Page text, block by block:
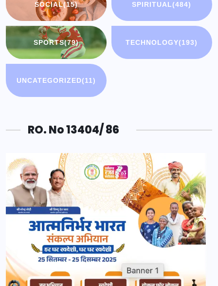
SOCIAL(15) SPIRITUAL(484)
SPORTS(79) TECHNOLOGY(193)
UNCATEGORIZED(11)
RO. No 13404/ 86